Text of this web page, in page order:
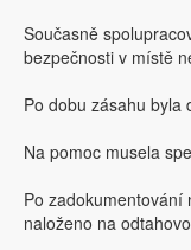
Současně
bezpečnosti v místě
Po dobu zásahu byla
Na pomoc musela
Po zadokumentování
naloženo na